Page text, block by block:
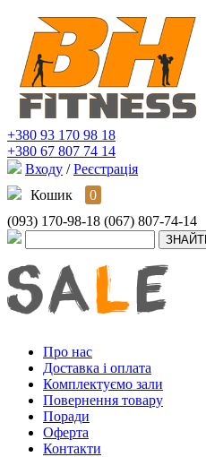
+380 93 170 98 18
+380 67 807 74 14
Входу / Реєстрація
Кошик
0
(093) 170-98-18 (067) 807-74-14
Про нас
Доставка і оплата
Комплектуємо зали
Повернення товару
Поради
Оферта
Контакти